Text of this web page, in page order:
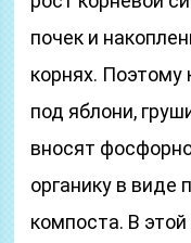
почек и
корнях. Поэтому
под яблони,
вносят
органику в виде
компоста. В